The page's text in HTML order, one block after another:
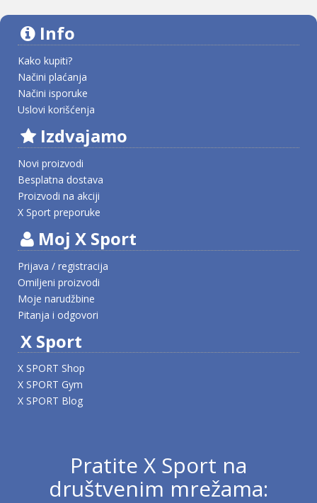
Info
Kako kupiti?
Načini plaćanja
Načini isporuke
Uslovi korišćenja
Izdvajamo
Novi proizvodi
Besplatna dostava
Proizvodi na akciji
X Sport preporuke
Moj X Sport
Prijava / registracija
Omiljeni proizvodi
Moje narudžbine
Pitanja i odgovori
X Sport
X SPORT Shop
X SPORT Gym
X SPORT Blog
Pratite X Sport na
društvenim mrežama: